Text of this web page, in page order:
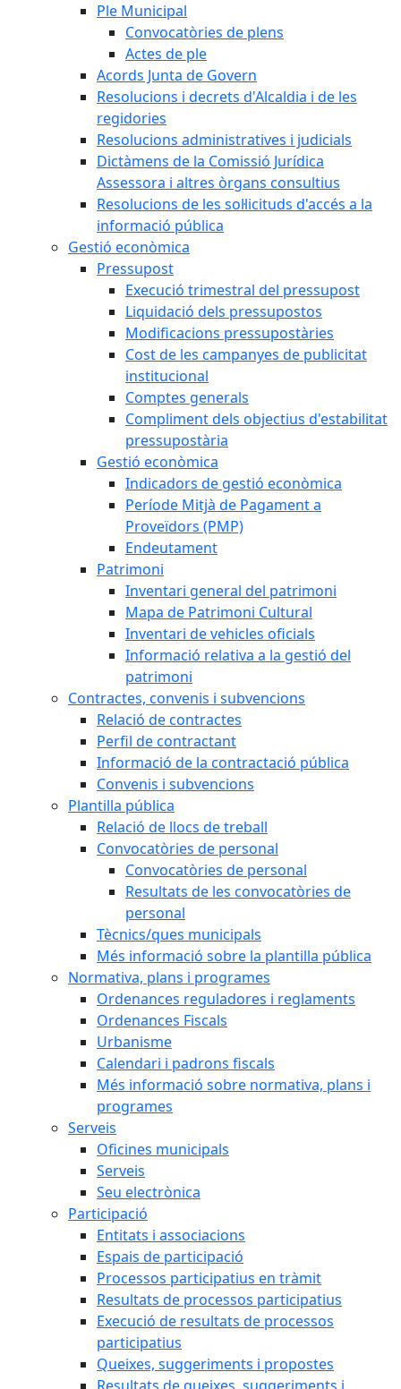
Ple Municipal
Convocatòries de plens
Actes de ple
Acords Junta de Govern
Resolucions i decrets d'Alcaldia i de les
regidories
Resolucions administratives i judicials
Dictàmens de la Comissió Jurídica
Assessora i altres òrgans consultius
Resolucions de les sol·licituds d'accés a la
informació pública
Gestió econòmica
Pressupost
Execució trimestral del pressupost
Liquidació dels pressupostos
Modificacions pressupostàries
Cost de les campanyes de publicitat
institucional
Comptes generals
Compliment dels objectius d'estabilitat
pressupostària
Gestió econòmica
Indicadors de gestió econòmica
Període Mitjà de Pagament a
Proveïdors (PMP)
Endeutament
Patrimoni
Inventari general del patrimoni
Mapa de Patrimoni Cultural
Inventari de vehicles oficials
Informació relativa a la gestió del
patrimoni
Contractes, convenis i subvencions
Relació de contractes
Perfil de contractant
Informació de la contractació pública
Convenis i subvencions
Plantilla pública
Relació de llocs de treball
Convocatòries de personal
Convocatòries de personal
Resultats de les convocatòries de
personal
Tècnics/ques municipals
Més informació sobre la plantilla pública
Normativa, plans i programes
Ordenances reguladores i reglaments
Ordenances Fiscals
Urbanisme
Calendari i padrons fiscals
Més informació sobre normativa, plans i
programes
Serveis
Oficines municipals
Serveis
Seu electrònica
Participació
Entitats i associacions
Espais de participació
Processos participatius en tràmit
Resultats de processos participatius
Execució de resultats de processos
participatius
Queixes, suggeriments i propostes